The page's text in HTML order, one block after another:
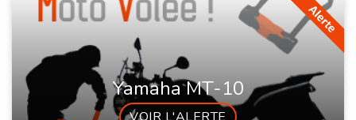
Yamaha MT-10